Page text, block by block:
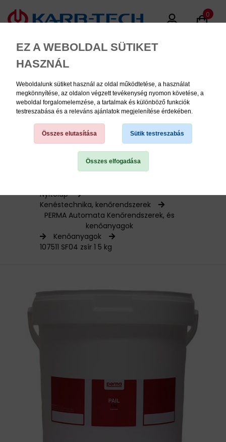
EZ A WEBOLDAL SÜTIKET
HASZNÁL
Weboldalunk sütiket használ az oldal működtetése, a használat
megkönnyítése, az oldalon végzett tevékenység nyomon követése, a
weboldal forgalomelemzése, a tartalmak és különböző funkciók
testreszabása és a releváns ajánlatok megjelenítése érdekében.
Összes elutasítása Sütik testreszabás
Összes elfogadása
0
MENU
KÉZISZERSZÁMOK
HAJTÁSTECHNIKA
CSAPÁGYAK
ÜZLETEINK
Termékinformációk
Nyitólap
Kenéstechnika, kenőrendszerek
PERMA Automata Kenőrendszerek, és
kenőanyagok
Kenőanyagok
107511 SF04 zsír 1 5 kg